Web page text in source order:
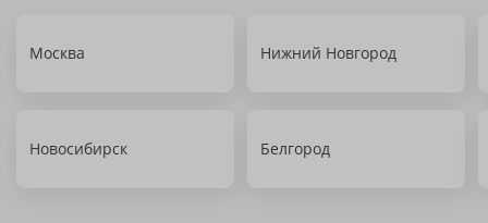
Москва Нижний Новгород
Новосибирск Белгород